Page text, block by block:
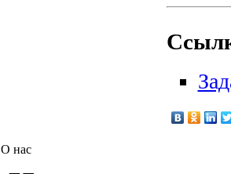
О нас